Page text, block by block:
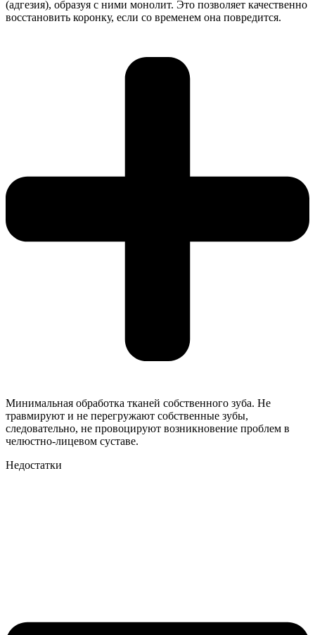
(адгезия), образуя с ними монолит. Это позволяет качественно
восстановить коронку, если со временем она повредится.
Минимальная обработка тканей собственного зуба. Не
травмируют и не перегружают собственные зубы,
следовательно, не провоцируют возникновение проблем в
челюстно-лицевом суставе.
Недостатки